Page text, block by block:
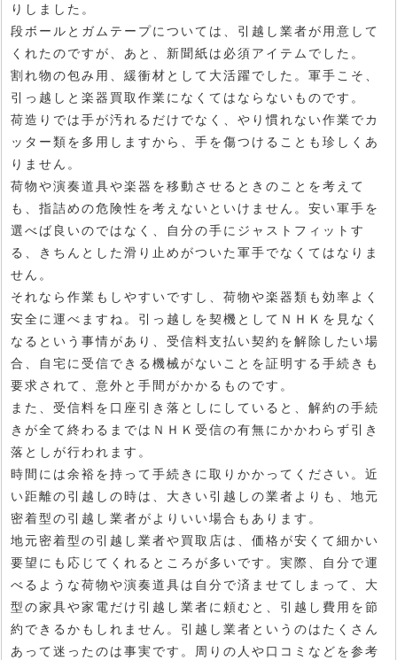
りしました。
段ボールとガムテープについては、引越し業者が用意して
くれたのですが、あと、新聞紙は必須アイテムでした。
割れ物の包み用、緩衝材として大活躍でした。軍手こそ、
引っ越しと楽器買取作業になくてはならないものです。
荷造りでは手が汚れるだけでなく、やり慣れない作業でカ
ッター類を多用しますから、手を傷つけることも珍しくあ
りません。
荷物や演奏道具や楽器を移動させるときのことを考えて
も、指詰めの危険性を考えないといけません。安い軍手を
選べば良いのではなく、自分の手にジャストフィットす
る、きちんとした滑り止めがついた軍手でなくてはなりま
せん。
それなら作業もしやすいですし、荷物や楽器類も効率よく
安全に運べますね。引っ越しを契機としてＮＨＫを見なく
なるという事情があり、受信料支払い契約を解除したい場
合、自宅に受信できる機械がないことを証明する手続きも
要求されて、意外と手間がかかるものです。
また、受信料を口座引き落としにしていると、解約の手続
きが全て終わるまではＮＨＫ受信の有無にかかわらず引き
落としが行われます。
時間には余裕を持って手続きに取りかかってください。近
い距離の引越しの時は、大きい引越しの業者よりも、地元
密着型の引越し業者がよりいい場合もあります。
地元密着型の引越し業者や買取店は、価格が安くて細かい
要望にも応じてくれるところが多いです。実際、自分で運
べるような荷物や演奏道具は自分で済ませてしまって、大
型の家具や家電だけ引越し業者に頼むと、引越し費用を節
約できるかもしれません。引越し業者というのはたくさん
あって迷ったのは事実です。周りの人や口コミなどを参考